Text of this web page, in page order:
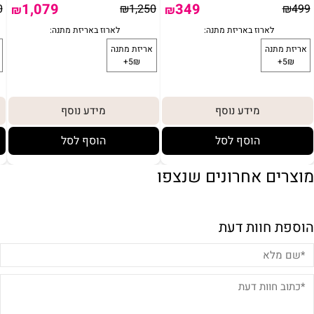
₪1,250
₪1,079
מידע נוסף
הוסף לסל
₪499
₪349
מידע נוסף
הוסף לסל
מוצרים אחרונים שנצפו
הוספת חוות דעת